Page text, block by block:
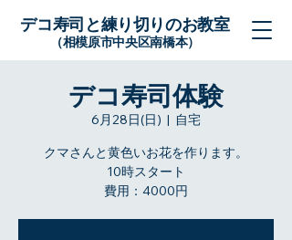
デコ寿司と練り切りのお教室
（相模原市中央区南橋本）
デコ寿司体験
6月28日(日)
  |
自宅
クマさんと黄色いお花を作ります。
10時スタート
費用：4000円